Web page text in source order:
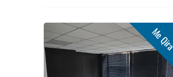
Me Qira